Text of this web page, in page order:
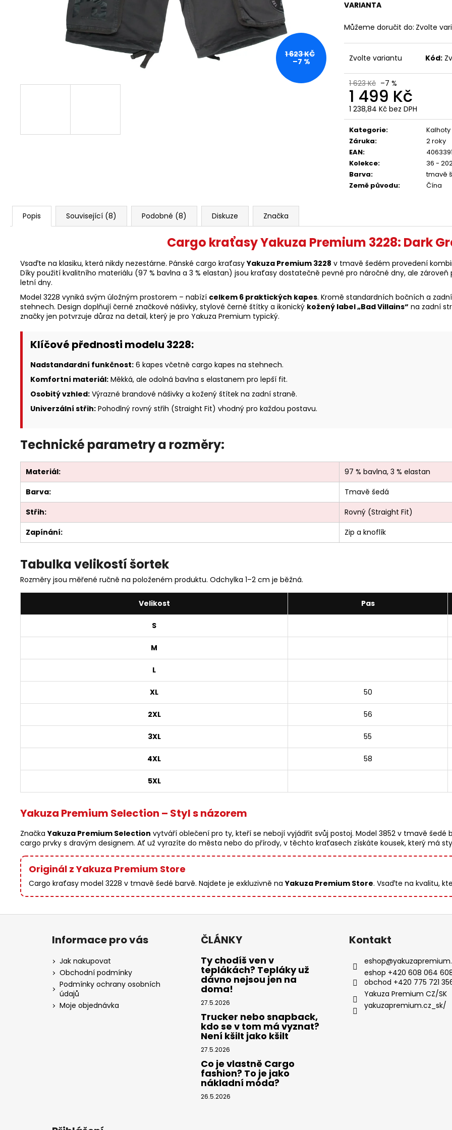
VARIANTA
Můžeme doručit do: Zvolte
Zvolte variantu Kód:
1 623 Kč –7 %
1 499 Kč
1 238,84 Kč bez DPH
Měrná
cena:
Kategorie:
Záruka:
2 roky
EAN:
Kolekce:
36 -
Barva:
tmavě
Země původu: Čína
1 623 KČ
–7 %
Popis Související (8) Podobné (8) Diskuze Značka
Cargo kraťasy Yakuza Premium 3228: Dark
Vsaďte na klasiku, která nikdy nezestárne. Pánské cargo kraťasyYakuza Premium 3228 v tmavě šedém provedení
Díky použití kvalitního materiálu (97 % bavlna a 3 % elastan) jsou kraťasy dostatečně pevné pro náročné dny, ale
letní dny.
Model 3228 vyniká svým úložným prostorem – nabízí celkem 6 praktických kapes. Kromě standardních bočních a
stehnech. Design doplňují černé značkové nášivky, stylové černé štítky a ikonický kožený label „Bad Villains“ na zadní
značky jen potvrzuje důraz na detail, který je pro Yakuza Premium typický.
Klíčové přednosti modelu 3228:
Nadstandardní funkčnost: 6 kapes včetně cargo kapes na stehnech.
Komfortní materiál: Měkká, ale odolná bavlna s elastanem pro lepší fit.
Osobitý vzhled: Výrazné brandové nášivky a kožený štítek na zadní straně.
Univerzální střih: Pohodlný rovný střih (Straight Fit) vhodný pro každou postavu.
Technické parametry a rozměry:
Materiál:
97 % bavlna, 3 % elastan
Barva:
Tmavě šedá
Střih:
Rovný (Straight Fit)
Zapínání:
Zip a knoflík
Tabulka velikostí šortek
Rozměry jsou měřené ručně na položeném produktu. Odchylka 1–2 cm je běžná.
Velikost Pas
S
M
L
XL 50
2XL 56
3XL 55
4XL 58
5XL
Yakuza Premium Selection – Styl s názorem
ZnačkaYakuza Premium Selection vytváří oblečení pro ty, kteří se nebojí vyjádřit svůj postoj. Model 3852 v tmavě
cargo prvky s dravým designem. Ať už vyrazíte do města nebo do přírody, v těchto kraťasech získáte kousek, který má
Originál z Yakuza Premium Store
Cargo kraťasy model 3228 v tmavě šedé barvě. Najdete je exkluzivně naYakuza Premium Store. Vsaďte na kvalitu,
739 Kč
1 223 Kč
Informace pro vás
Jak nakupovat
Obchodní podmínky
Podmínky ochrany osobních
údajů
Moje objednávka
ČLÁNKY
Ty chodíš ven v
teplákách? Tepláky už
dávno nejsou jen na
doma!
27.5.2026
Trucker nebo snapback,
kdo se v tom má vyznat?
Není kšilt jako kšilt
27.5.2026
Co je vlastně Cargo
fashion? To je jako
nákladní móda?
26.5.2026
Kontakt
eshop@
eshop +420 608 064
obchod +420 775 721
Yakuza Premium CZ/SK
yakuzapremium.cz_sk/